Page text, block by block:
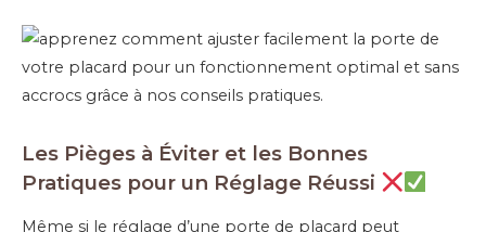
Les Pièges à Éviter et les Bonnes
Pratiques pour un Réglage Réussi
Même si le réglage d’une porte de placard peut